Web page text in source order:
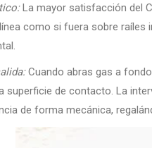
La mayor satisfacción del
como si fuera sobre raíles
Cuando abras gas a
superficie de contacto. La
de forma mecánica,